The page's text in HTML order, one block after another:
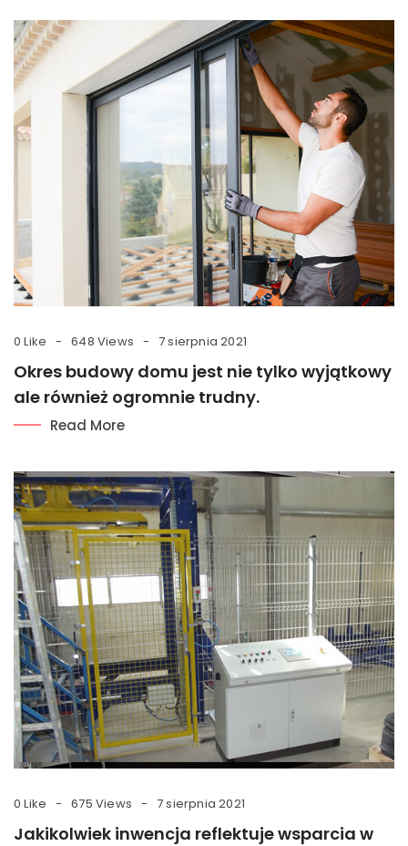
0 Like 648 Views 7 sierpnia 2021
Okres budowy domu jest nie tylko wyjątkowy
ale również ogromnie trudny.
Read More
0 Like 675 Views 7 sierpnia 2021
Jakikolwiek inwencja reflektuje wsparcia w